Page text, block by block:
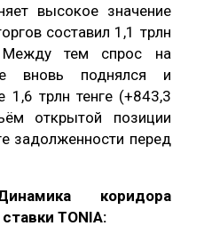
высокое значение
составил 1,1 трлн
тем спрос на
вновь поднялся и
1,6 трлн тенге (+843,3
открытой позиции
задолженности перед
коридора
TONIA: